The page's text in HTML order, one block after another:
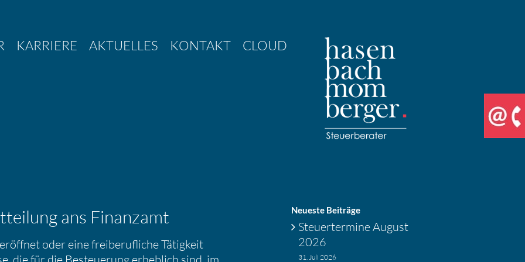
KARRIERE AKTUELLES KONTAKT CLOUD
ans Finanzamt
oder eine freibe­ruf­liche Tätig­keit
Neueste Beiträge
Steuer­ter­mine August
2026
31. Juli 2026